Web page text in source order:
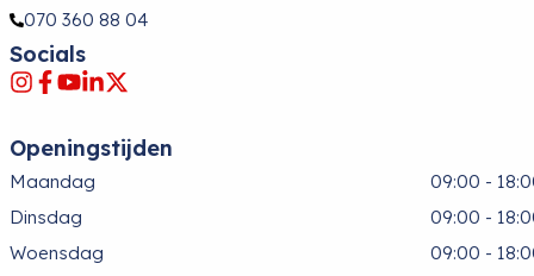
070 360 88 04
Socials
Openingstijden
Maandag
09:00 -
Dinsdag
09:00 -
Woensdag
09:00 -